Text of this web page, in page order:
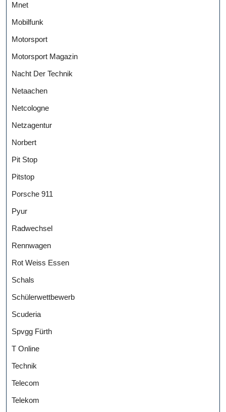
Mnet
Mobilfunk
Motorsport
Motorsport Magazin
Nacht Der Technik
Netaachen
Netcologne
Netzagentur
Norbert
Pit Stop
Pitstop
Porsche 911
Pyur
Radwechsel
Rennwagen
Rot Weiss Essen
Schals
Schülerwettbewerb
Scuderia
Spvgg Fürth
T Online
Technik
Telecom
Telekom